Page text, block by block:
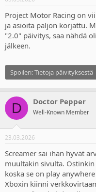
Project Motor Racing on
ja asioita paljon korjattu.
"2.0" päivitys, saa nähdä
jälkeen.
Spoileri:Tietoja päivityksestä
D Doctor Pepper
Well-Known Member
23.03.2026
Screamer sai ihan hyvät
muultakin sivulta. Ostinkin
koska se on play
Xboxin kiinni